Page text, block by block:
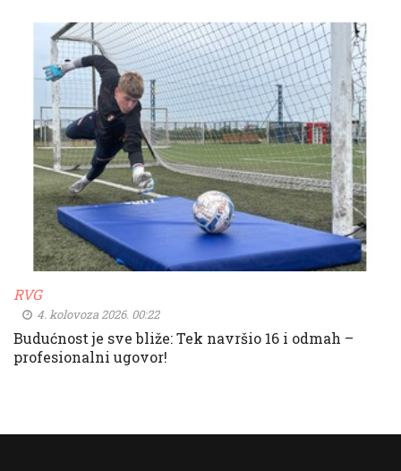
RVG
4. kolovoza 2026. 00:22
Budućnost je sve bliže: Tek navršio 16 i odmah –
profesionalni ugovor!